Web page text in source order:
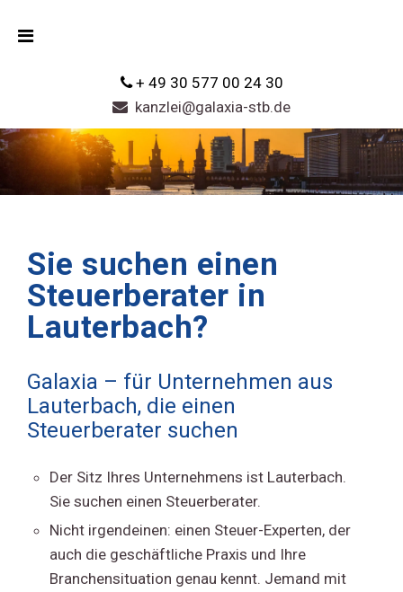
+ 49 30 577 00 24 30
kanzlei@galaxia-stb.de
Sie suchen einen
Steuerberater in
Lauterbach?
Galaxia – für Unternehmen aus
Lauterbach, die einen
Steuerberater suchen
Der Sitz Ihres Unternehmens ist Lauterbach.
Sie suchen einen Steuerberater.
Nicht irgendeinen: einen Steuer-Experten, der
auch die geschäftliche Praxis und Ihre
Branchensituation genau kennt. Jemand mit